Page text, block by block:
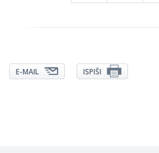
E-MAIL ISPIŠI